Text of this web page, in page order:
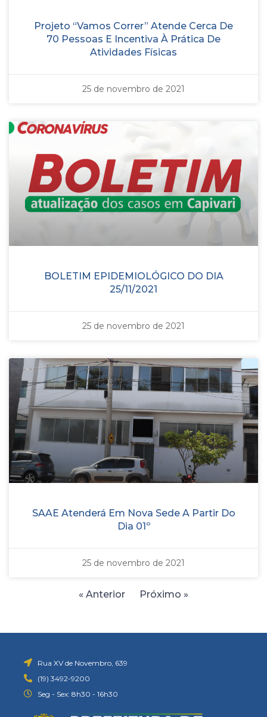
Projeto “Vamos Correr” Atende Cerca De
70 Pessoas E Incentiva À Prática De
Atividades Físicas
25 de novembro de 2021
BOLETIM EPIDEMIOLÓGICO DO DIA
25/11/2021
25 de novembro de 2021
SAAE Atenderá Em Nova Sede A Partir Do
Dia 01º
25 de novembro de 2021
« Anterior Próximo »
Rua XV de Novembro, 639
(19) 3492-9200
Seg - Sex: 8h30 - 16h30